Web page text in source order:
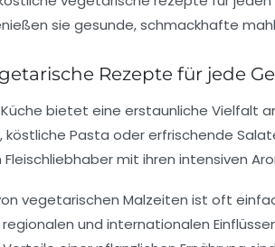
Rezepte für jede
bietet eine erstaunliche Vielfalt
, köstliche Pasta oder erfrischende
Fleischliebhabermit ihren intensiven
vegetarischen Malzeiten ist oft
regionalen und internationalen